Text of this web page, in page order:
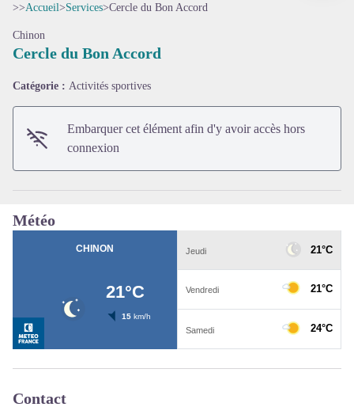
>>Accueil>Services>Cercle du Bon Accord
Chinon
Cercle du Bon Accord
Catégorie : Activités sportives
Embarquer cet élément afin d'y avoir accès hors
connexion
Météo
Contact